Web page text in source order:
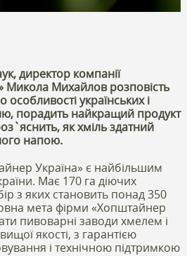
директор компанії
Микола Михайлов розповість
українських і
порадить найкращий продукт
як хміль здатний
напою.
Україна» є найбільшим
Має 170 га діючих
з яких становить понад 350
мета фірми «Хопштайнер
пивоварні заводи хмелем і
якості, з гарантією
і технічною підтримкою